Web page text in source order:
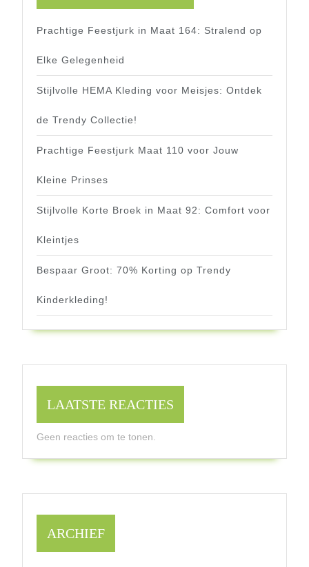
Prachtige Feestjurk in Maat 164: Stralend op
Elke Gelegenheid
Stijlvolle HEMA Kleding voor Meisjes: Ontdek
de Trendy Collectie!
Prachtige Feestjurk Maat 110 voor Jouw
Kleine Prinses
Stijlvolle Korte Broek in Maat 92: Comfort voor
Kleintjes
Bespaar Groot: 70% Korting op Trendy
Kinderkleding!
LAATSTE REACTIES
Geen reacties om te tonen.
ARCHIEF